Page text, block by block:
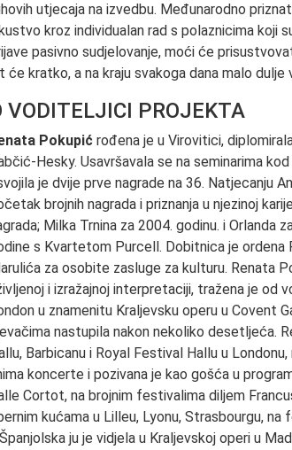
utjecaja na izvedbu. Međunarodno
kroz individualan rad s polaznicima koji
pasivno sudjelovanje, moći će
će kratko, a na kraju svakoga dana malo dulje
VODITELJICI PROJEKTA
Pokupić rođena je u Virovitici,
Hesky. Usavršavala se na seminarima
je dvije prve nagrade na 36. Natjecanju
brojnih nagrada i priznanja u njezinoj
Milka Trnina za 2004. godinu. i Orlanda
s Kvartetom Purcell. Dobitnica je
za osobite zasluge za kulturu. Renata
i izražajnoj interpretaciji, tražena je od
u znamenitu Kraljevsku operu u Covent
nastupila nakon nekoliko desetljeća.
Barbicanu i Royal Festival Hallu u
koncerte i pozivana je kao gošća u
Cortot, na brojnim festivalima diljem
kućama u Lilleu, Lyonu, Strasbourgu,
ju je vidjela u Kraljevskoj operi u